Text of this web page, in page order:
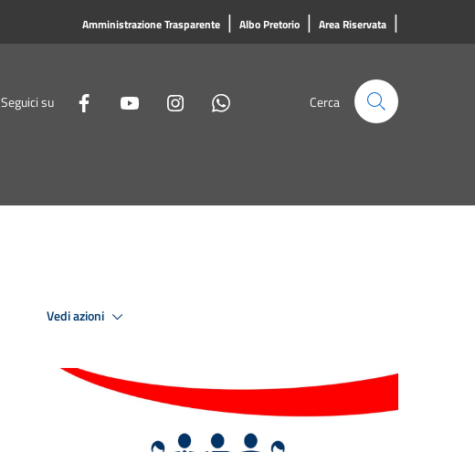
Amministrazione Trasparente | Albo Pretorio | Area Riservata |
Seguici su Cerca
Vedi azioni